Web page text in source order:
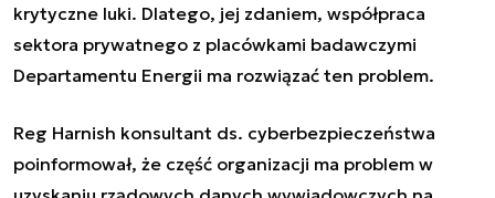
krytyczne luki. Dlatego, jej zdaniem, współpraca
sektora prywatnego z placówkami badawczymi
Departamentu Energii ma rozwiązać ten problem.
Reg Harnish konsultant ds. cyberbezpieczeństwa
poinformował, że część organizacji ma problem w